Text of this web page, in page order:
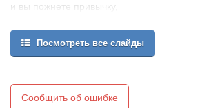
и вы пожнете привычку,
и вы пожнете характер,
посейте характер –
и вы пожнете судьбу.
У. Теккерей – английский писатель
Посмотреть все слайды
Сообщить об ошибке